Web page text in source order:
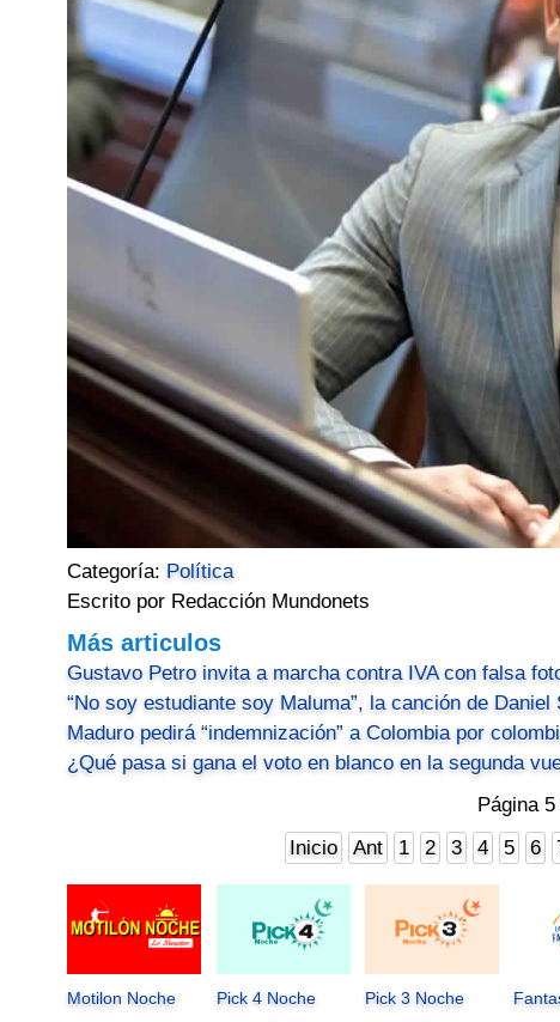
Categoría: Política
Escrito por Redacción Mundonets
Más articulos
Gustavo Petro invita a marcha contra IVA con falsa
“No soy estudiante soy Maluma”, la canción de Daniel
Maduro pedirá “indemnización” a Colombia por
¿Qué pasa si gana el voto en blanco en la segunda
Página 5
Inicio
Ant 1 2 3 4 5 6
Motilon Noche
Pick 4 Noche
Pick 3 Noche